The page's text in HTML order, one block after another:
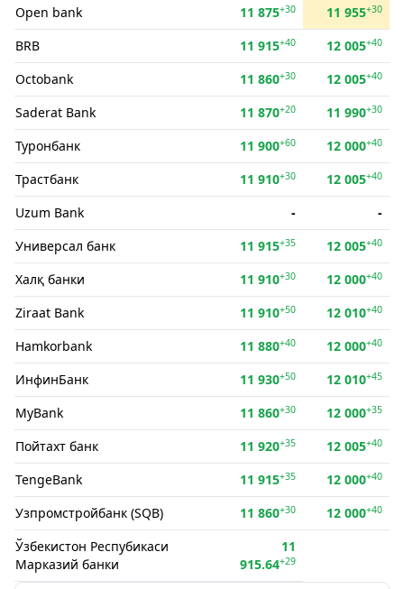
Open bank 11 875+30 11 955+30
BRB 11 915+40 12 005+40
Octobank 11 860+30 12 005+40
Saderat Bank 11 870+20 11 990+30
Туронбанк 11 900+60 12 000+40
Трастбанк 11 910+30 12 005+40
Uzum Bank -
-
Универсал банк
11 915+35 12 005+40
Халқ банки 11 910+30 12 000+40
Ziraat Bank 11 910+50 12 010+40
Hamkorbank 11 880+40 12 000+40
ИнфинБанк 11 930+50 12 010+45
MyBank 11 860+30 12 000+35
Пойтахт банк 11 920+35 12 005+40
TengeBank 11 915+35 12 000+40
Узпромстройбанк (SQB) 11 860+30 12 000+40
Ўзбекистон Респубикаси
Марказий банки
11
915.64+29